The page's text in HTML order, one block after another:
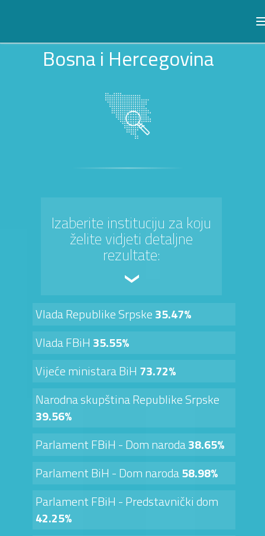
Bosna i Hercegovina
Izaberite instituciju za koju
želite vidjeti detaljne
rezultate:
Vlada Republike Srpske35.47%
Vlada FBiH 35.55%
Vijeće ministara BiH 73.72%
Narodna skupština Republike Srpske
39.56%
Parlament FBiH - Dom naroda38.65%
Parlament BiH - Dom naroda58.98%
Parlament FBiH - Predstavnički dom
42.25%